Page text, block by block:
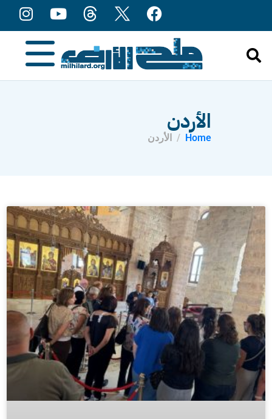
الأردن
Home الأردن